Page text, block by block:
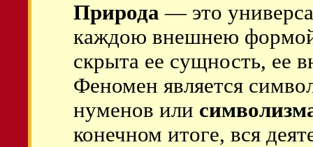
Природа — это
каждою внешнею
скрыта ее сущность, ее
Феномен является
нуменов или
конечном итоге, вся